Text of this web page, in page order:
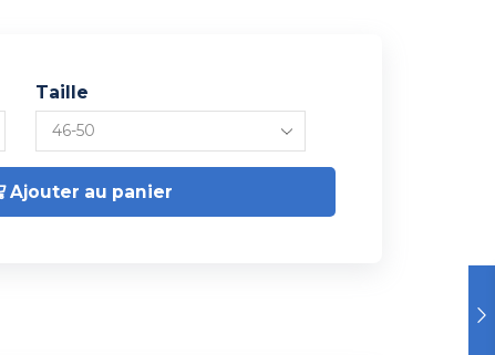
Taille
Ajouter au panier